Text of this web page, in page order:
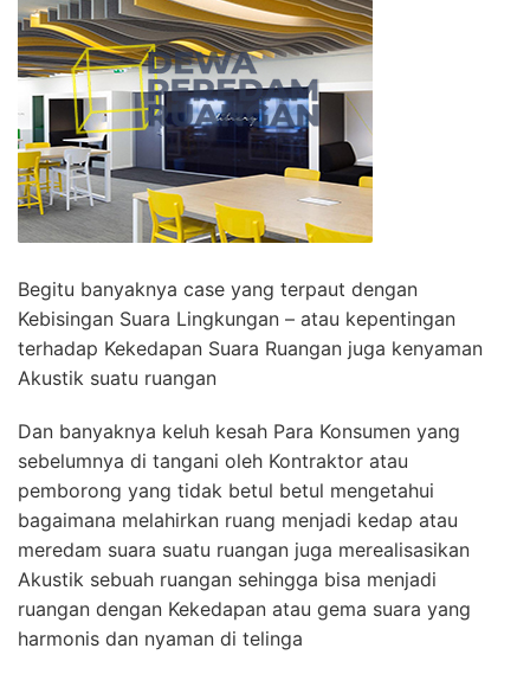
Begitu banyaknya case yang terpaut dengan
Kebisingan Suara Lingkungan – atau kepentingan
terhadap Kekedapan Suara Ruangan juga kenyaman
Akustik suatu ruangan
Dan banyaknya keluh kesah Para Konsumen yang
sebelumnya di tangani oleh Kontraktor atau
pemborong yang tidak betul betul mengetahui
bagaimana melahirkan ruang menjadi kedap atau
meredam suara suatu ruangan juga merealisasikan
Akustik sebuah ruangan sehingga bisa menjadi
ruangan dengan Kekedapan atau gema suara yang
harmonis dan nyaman di telinga